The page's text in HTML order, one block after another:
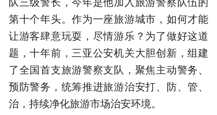
队三级警长，今年是他加入旅游警察队伍的
第十个年头。作为一座旅游城市，如何才能
让游客肆意玩耍，尽情游乐？为了做好这道
题，十年前，三亚公安机关大胆创新，组建
了全国首支旅游警察支队，聚焦主动警务、
预防警务，统筹推进旅游治安打、防、管、
治，持续净化旅游市场治安环境。